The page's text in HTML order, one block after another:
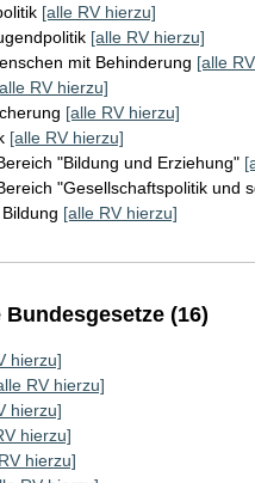
[alle RV hierzu]
[alle RV hierzu]
mit Behinderung [alle
RV hierzu]
[alle RV hierzu]
[alle RV hierzu]
"Bildung und Erziehung"
"Gesellschaftspolitik und
[alle RV hierzu]
(16)
hierzu]
RV hierzu]
hierzu]
hierzu]
hierzu]